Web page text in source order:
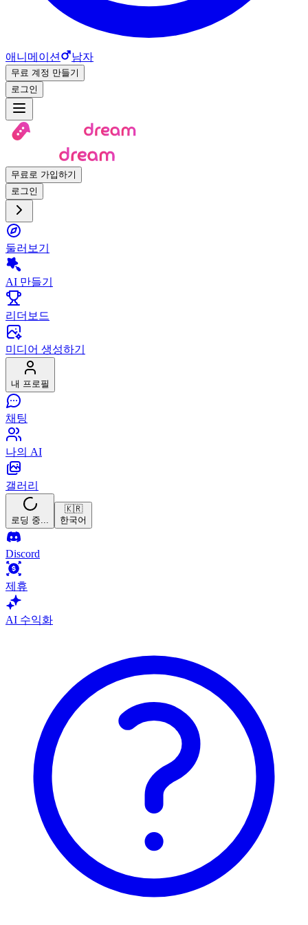
애니메이션 남자
무료 계정 만들기
로그인
무료로 가입하기
로그인
둘러보기
AI 만들기
리더보드
미디어 생성하기
내 프로필
채팅
나의 AI
갤러리
로딩 중...
🇰🇷
한국어
Discord
제휴
AI 수익화